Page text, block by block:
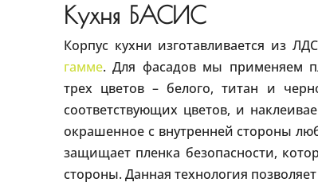
Кухня БАСИС
Корпус кухни изготавливается из
гамме. Для фасадов мы применяем
трех цветов – белого, титан и
соответствующих цветов, и
окрашенное с внутренней стороны
защищает пленка безопасности,
стороны. Данная технология